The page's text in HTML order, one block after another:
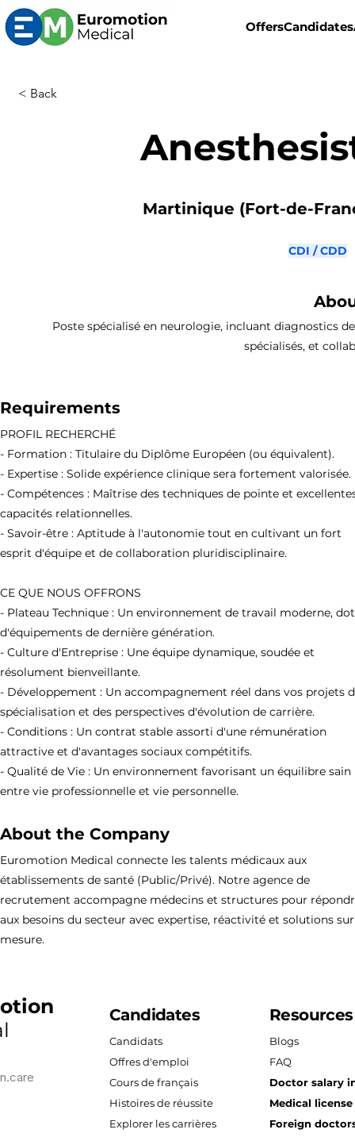
OffersCandidates
< Back
Martinique (Fort-de-
CDI / CDD
Poste spécialisé en neurologie, incluant diagnostics
spécialisés, et
Requirements
PROFIL RECHERCHÉ
- Formation : Titulaire du Diplôme Européen (ou équivalent).
- Expertise : Solide expérience clinique sera fortement valorisée.
- Compétences : Maîtrise des techniques de pointe et
capacités relationnelles.
- Savoir-être : Aptitude à l'autonomie tout en cultivant un fort
esprit d'équipe et de collaboration pluridisciplinaire.
CE QUE NOUS OFFRONS
- Plateau Technique : Un environnement de travail moderne,
d'équipements de dernière génération.
- Culture d'Entreprise : Une équipe dynamique, soudée et
résolument bienveillante.
- Développement : Un accompagnement réel dans vos projets
spécialisation et des perspectives d'évolution de carrière.
- Conditions : Un contrat stable assorti d'une rémunération
attractive et d'avantages sociaux compétitifs.
- Qualité de Vie : Un environnement favorisant un équilibre sain
entre vie professionnelle et vie personnelle.
About the Company
Euromotion Medical connecte les talents médicaux aux
établissements de santé (Public/Privé). Notre agence de
recrutement accompagne médecins et structures pour
aux besoins du secteur avec expertise, réactivité et solutions sur
mesure.
Candidates
Candidats
Offres d'emploi
Cours de français
Histoires de réussite
Explorer les carrières
Resources
Blogs
FAQ
Doctor salary
Medical
Foreign